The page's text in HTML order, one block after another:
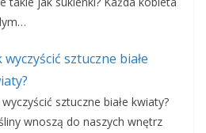
wyczyścić sztuczne białe
wyczyścić sztuczne białe kwiaty?
wnoszą do naszych wnętrz